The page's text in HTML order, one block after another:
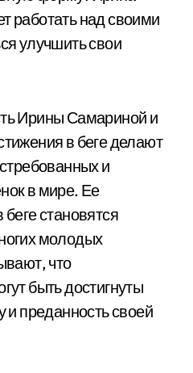
работать над своими
улучшить свои
Ирины Самариной и
в беге делают
и
в мире. Ее
становятся
молодых
что
быть достигнуты
и преданность своей